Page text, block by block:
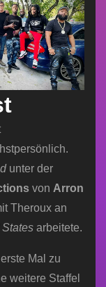
unter der
von Arron
Theroux an
States arbeitete.
Mal zu
weitere Staffel